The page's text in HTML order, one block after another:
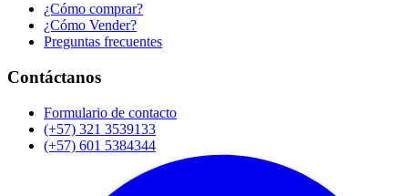
¿Cómo comprar?
¿Cómo Vender?
Preguntas frecuentes
Contáctanos
Formulario de contacto
(+57) 321 3539133
(+57) 601 5384344